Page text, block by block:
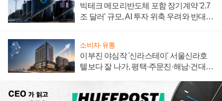
빅테크 메모리반도체 포함 장기계약 '2.7
조 달러' 규모, AI 투자 위축 우려와 반대
소비자·유통
이부진 야심작 '신라스테이' 서울신라호
텔보다 잘 나가, 평택·주문진·해남·건대로